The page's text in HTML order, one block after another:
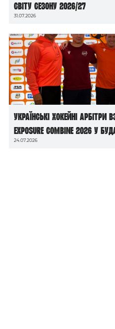
світу сезону 2026/27
31.07.2026
Українські хокейні арбітри
Exposure Combine 2026 у
24.07.2026